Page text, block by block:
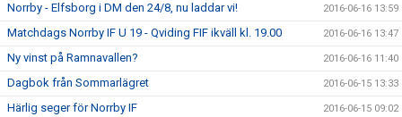
Norrby - Elfsborg i DM den 24/8, nu laddar vi! 2016-06-16 13:59
Matchdags Norrby IF U 19 - Qviding FIF ikväll kl. 19.00 2016-06-16 13:47
Ny vinst på Ramnavallen? 2016-06-16 11:40
Dagbok från Sommarlägret 2016-06-15 13:33
Härlig seger för Norrby IF 2016-06-15 09:02